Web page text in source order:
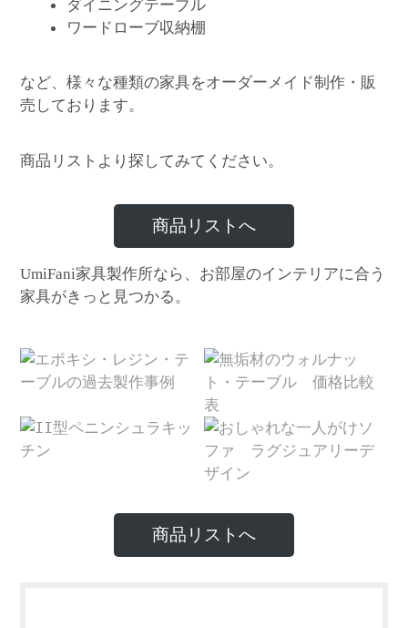
ダイニングテーブル
ワードローブ収納棚
など、様々な種類の家具をオーダーメイド制作・販
売しております。
商品リストより探してみてください。
商品リストへ
UmiFani家具製作所なら、お部屋のインテリアに合う
家具がきっと見つかる。
商品リストへ